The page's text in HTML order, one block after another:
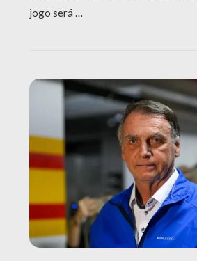
jogo será …